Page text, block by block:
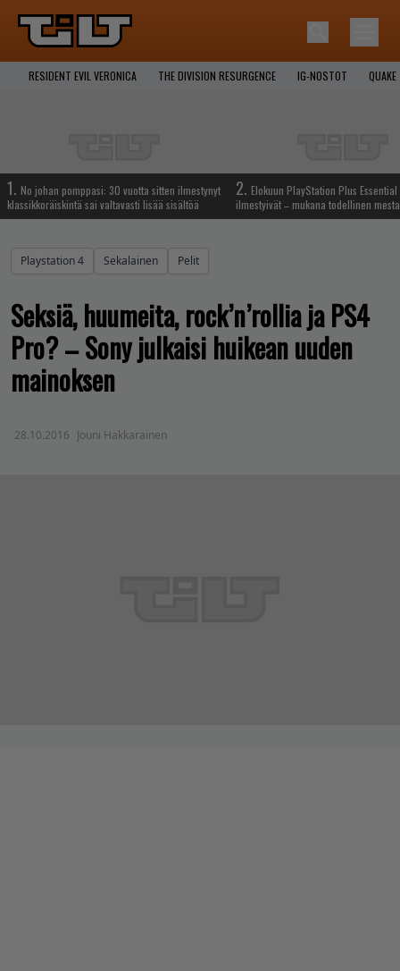
RESIDENT EVIL VERONICA THE DIVISION RESURGENCE IG-NOSTOT QUAKE
1. No johan pomppasi: 30 vuotta sitten ilmestynyt
klassikkoräiskintä sai valtavasti lisää sisältöä
2. Elokuun PlayStation Plus
ilmestyivät – mukana todellinen
Playstation 4 Sekalainen Pelit
Seksiä, huumeita, rock’n’rollia ja PS4
Pro? – Sony julkaisi huikean uuden
mainoksen
28.10.2016 Jouni Hakkarainen